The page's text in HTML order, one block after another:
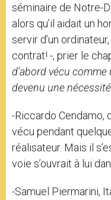
séminaire de Notre-
alors qu’il aidait un
servir d’un
contrat! -, prier le
d’abord vécu
devenu une
-Riccardo Cendamo,
vécu pendant
réalisateur. Mais il
voie s’ouvrait à lui
-Samuel Piermarini,